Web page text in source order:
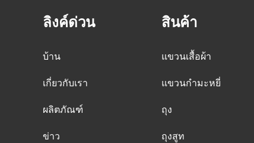
การจัดส่งสินค้าแบบไม่ได้ทอแบบกำหนด
เสื้อผ้าจำนวนมาก
ระยะเวลาการสั่งซื้อสูงสุด
สั่งซื้อและวางแผนที่จะเริ่มวันหยุด
ลิงค์ด่วน
บ้าน
เกี่ยวกับเรา
ผลิตภัณฑ์
ข่าว
สินค้า
แขวนเสื้อผ้า
แขวนกำมะหยี่
ถุง
ถุงสูท